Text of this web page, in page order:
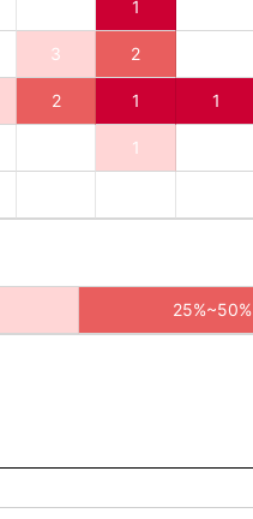
1
3 2
2 1 1
1
25%~50%